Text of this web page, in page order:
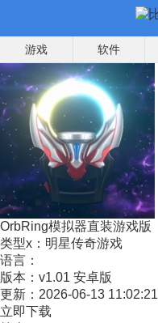
游戏 软件
OrbRing模拟器直装游戏版
类型x： 明星传奇游戏
语言：
版本： v1.01 安卓版
更新： 2026-06-13 11:02:21
立即下载